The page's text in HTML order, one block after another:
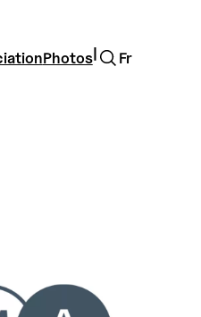
Photos
Rechercher
Fr